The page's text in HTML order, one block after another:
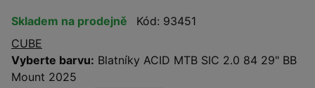
Skladem na prodejně
Kód: 93451
CUBE
Vyberte barvu: Blatníky ACID MTB SIC 2.0 84 29" BB
Mount 2025